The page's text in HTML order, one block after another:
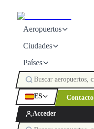
Aeropuertos
Ciudades
Países
ES Contacto
Acceder